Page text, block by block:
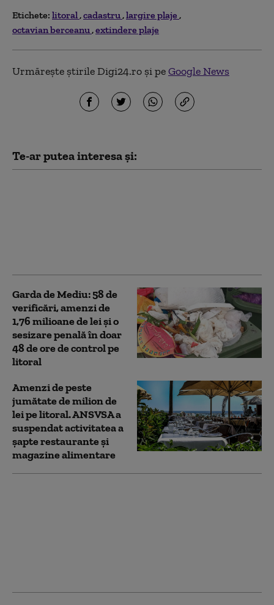
Etichete: litoral cadastru largire plaje
octavian berceanu extindere plaje
Urmărește știrile Digi24.ro și peGoogle News
Te-ar putea interesa și:
Garda de Mediu: 58 de
verificări, amenzi de
1,76 milioane de lei şi o
sesizare penală în doar
48 de ore de control pe
litoral
Amenzi de peste
jumătate de milion de
lei pe litoral. ANSVSA a
suspendat activitatea a
șapte restaurante și
magazine alimentare